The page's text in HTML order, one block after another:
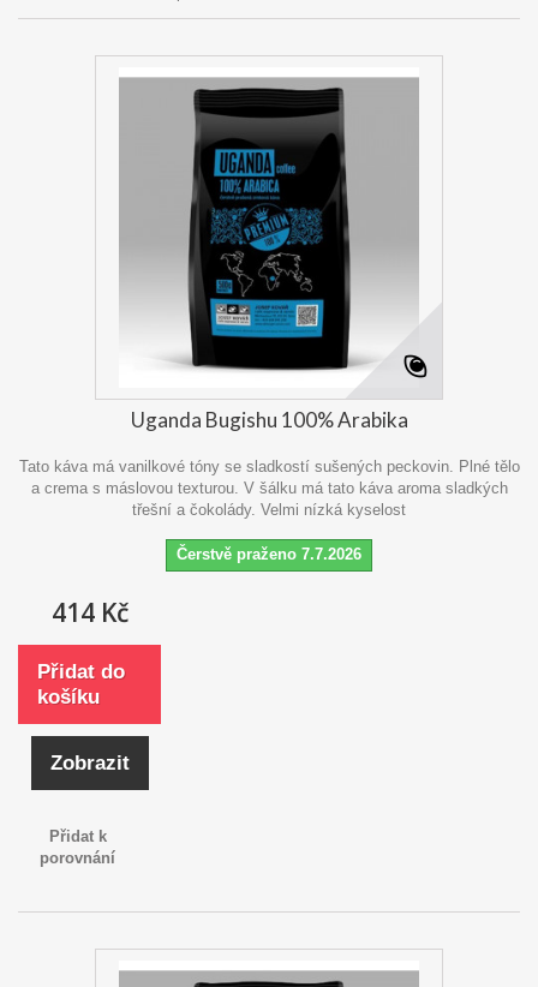
Uganda Bugishu 100% Arabika
Tato káva má vanilkové tóny se sladkostí sušených peckovin. Plné tělo
a crema s máslovou texturou. V šálku má tato káva aroma sladkých
třešní a čokolády. Velmi nízká kyselost
Čerstvě praženo 7.7.2026
414 Kč
Přidat do
košíku
Zobrazit
Přidat k
porovnání